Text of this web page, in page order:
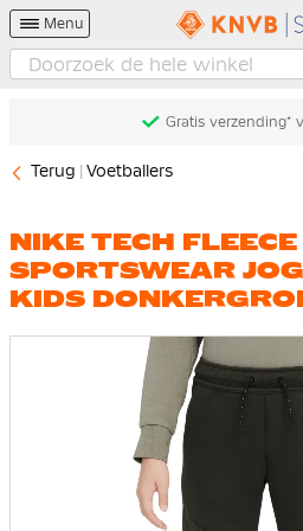
Menu
Gratis verzending*
Terug Voetballers
NIKE TECH FLEECE
SPORTSWEAR
KIDS